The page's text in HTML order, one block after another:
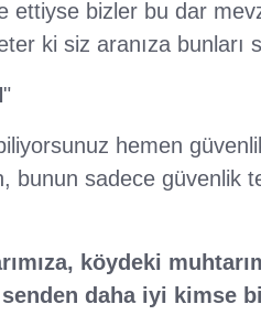
ettiyse bizler bu dar
ki siz aranıza bunları
"
hemen
bunun sadece güvenlik
köydeki
daha iyi kimse